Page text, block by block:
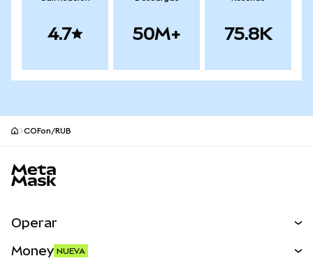
4.7 50M+ 75.8K
COFon/RUB
Operar
Money NUEVA